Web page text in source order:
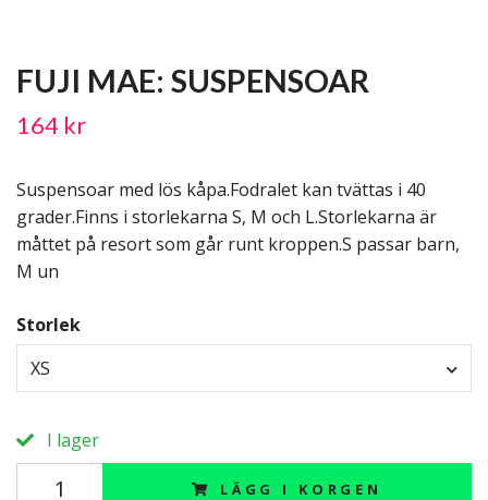
FUJI MAE: SUSPENSOAR
164 kr
Suspensoar med lös kåpa.Fodralet kan tvättas i 40
grader.Finns i storlekarna S, M och L.Storlekarna är
måttet på resort som går runt kroppen.S passar barn,
M un
Storlek
XS
I lager
LÄGG I KORGEN